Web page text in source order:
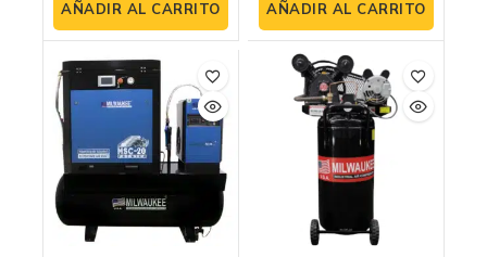
de
5
AÑADIR AL CARRITO
de
5
AÑADIR AL CARRITO